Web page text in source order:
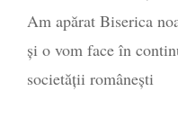
Mănăstirea
Am apărat Biserica
și o vom face în
societății românești